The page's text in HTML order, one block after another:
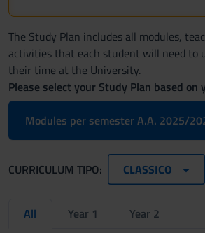
The Study Plan includes all modules,
activities that each student will need to
their time at the University.
Please select your Study Plan based on
Modules per semester A.A. 2025/
CURRICULUM TIPO: CLASSICO
All Year 1 Year 2